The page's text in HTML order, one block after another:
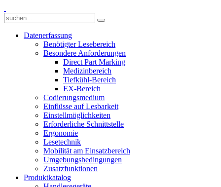
Datenerfassung
Benötigter Lesebereich
Besondere Anforderungen
Direct Part Marking
Medizinbereich
Tiefkühl-Bereich
EX-Bereich
Codierungsmedium
Einflüsse auf Lesbarkeit
Einstellmöglichkeiten
Erforderliche Schnittstelle
Ergonomie
Lesetechnik
Mobilität am Einsatzbereich
Umgebungsbedingungen
Zusatzfunktionen
Produktkatalog